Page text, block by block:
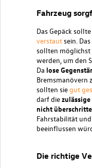
Fahrzeug
Das Gepäck sollte
verstautsein.
sollten möglichst
werden, um den
Da lose
Bremsmanövern
sollten siegut
darf diezulässige
nicht
Fahrstabilität
beeinflussen
Die richtige